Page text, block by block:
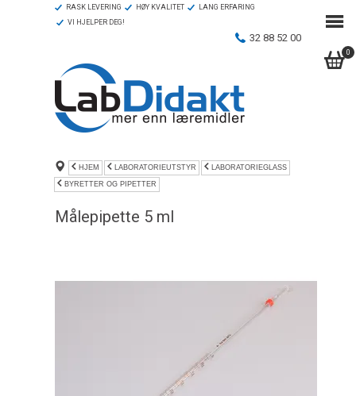
0
RASK LEVERING HØY KVALITET
LANG ERFARING
VI HJELPER DEG!
32 88 52 00
HJEM LABORATORIEUTSTYR LABORATORIEGLASS
BYRETTER OG PIPETTER
Målepipette 5 ml